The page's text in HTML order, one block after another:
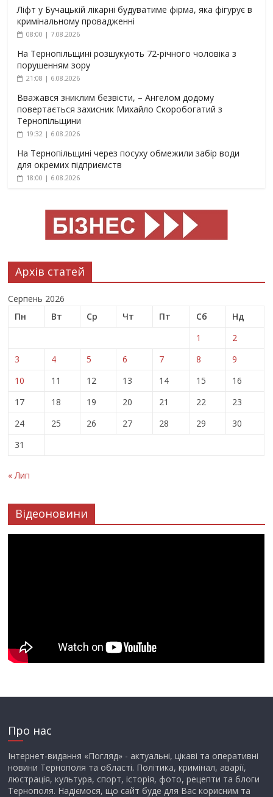
Ліфт у Бучацькій лікарні будуватиме фірма, яка фігурує в
кримінальному провадженні
08:00 | 7.08.2026
На Тернопільщині розшукують 72-річного чоловіка з
порушенням зору
21:08 | 6.08.2026
Вважався зниклим безвісти, – Ангелом додому
повертається захисник Михайло Скоробогатий з
Тернопільщини
19:32 | 6.08.2026
На Тернопільщині через посуху обмежили забір води
для окремих підприємств
18:00 | 6.08.2026
Архів статей
Серпень 2026
Пн
Вт Ср Чт Пт Сб
Нд
1
2
3
4 5 6 7 8
9
10
11 12 13 14 15
16
17
18 19 20 21 22
23
24
25 26 27 28 29
30
31
« Лип
Відеоновини
Про нас
Інтернет-видання «Погляд» - актуальні, цікаві та оперативні
новини Тернополя та області. Політика, кримінал, аварії,
люстрація, культура, спорт, історія, фото, рецепти та блоги
Тернополя. Надіємося, що сайт буде для Вас корисним та